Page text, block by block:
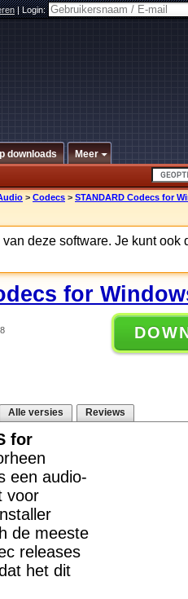
|Login:
downloads Meer
> Codecs > STANDARD Codecs for
deze software. Je kunt ook
for
Alle versies Reviews
for
een audio-
voor
de meeste
releases
het dit